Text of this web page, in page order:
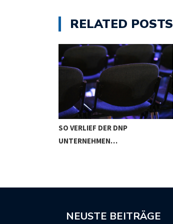
RELATED POSTS
SO VERLIEF DER DNP
UNTERNEHMEN…
NEUSTE BEITRÄGE